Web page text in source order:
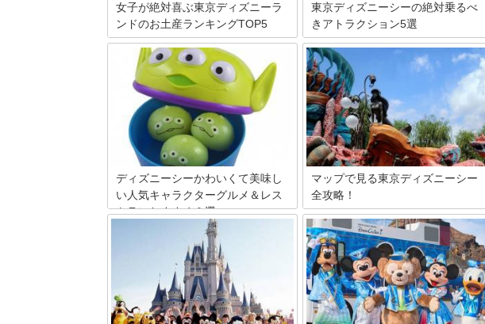
女子が絶対喜ぶ東京ディズニーラ
ンドのお土産ランキングTOP5
一年を通してさまざまなグッズが販売さ
れている東京ディズニーランド。東京デ
ィズニーシーと比較すると、パークの雰
囲気と同様にディズニーランドのほうが
ポップで可愛いグッズが多い印象があり
ます。女性に絶対喜ばれる東京ディズニ
ーランドのお土産を個人的なランキング
にしてみました！
東京ディズニーシーの絶対乗るべ
きアトラクション5選
みんな大好き夢の国！東京ディズニーシ
ー。パーク内にはたくさんのアトラクシ
ョンがあって、どれも長蛇の列を作って
います。長い時間並んで失敗…なんて思
いはしたくないですよね！そこで今回
は、東京ディズニーシーのこれだけは乗
るべき！おすすめアトラクションを5つ
ご紹介します。
ディズニーシーかわいくて美味し
い人気キャラクターグルメ＆レス
トランおすすめ９選
ロマンチックな雰囲気のするディズニー
シー。家族や友達、恋人、大好きな人た
ちと訪れたいですよね。ディズニーシー
に訪れた時にぜひ食べたい絶品おすすめ
フードとスイーツが食べられるお店を紹
介します。見た目はキャラクターでかわ
いらしく、味は本格的なので最高です。
マップで見る東京ディズニーシー
全攻略！
今年、15周年でますます盛り上がる東京
ディズニーシーは、子供だけじゃなく大
人も楽しめるアトラクションやショーが
あるのが大きな魅力！ただ、パーク内に
水路が張り巡らされているので、道がち
ょっと複雑。そんなディズニーシーはマ
ップで効率よく移動することが攻略のポ
イントですよ。